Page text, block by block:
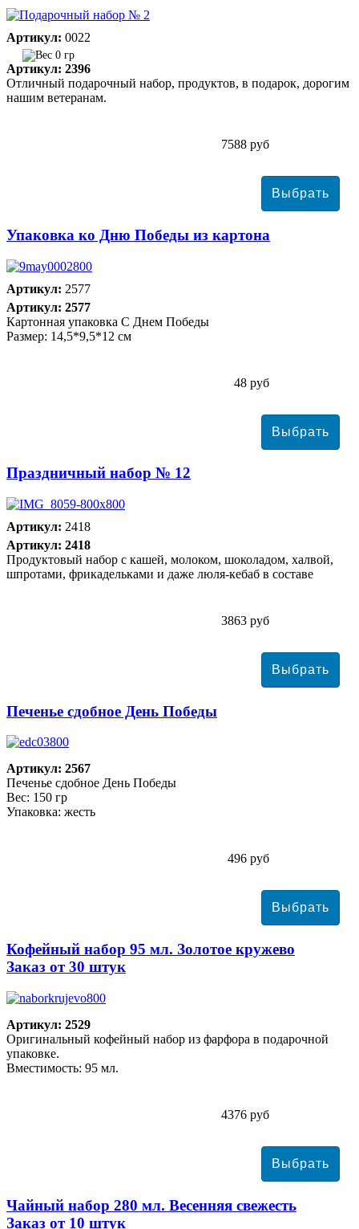
Артикул: 0022
0 гр
Артикул: 2396
Отличный подарочный набор, продуктов, в подарок, дорогим
нашим ветеранам.
7588 руб
Упаковка ко Дню Победы из картона
Артикул: 2577
Артикул: 2577
Картонная упаковка С Днем Победы
Размер: 14,5*9,5*12 см
48 руб
Праздничный набор № 12
Артикул: 2418
Артикул: 2418
Продуктовый набор с кашей, молоком, шоколадом, халвой,
шпротами, фрикадельками и даже люля-кебаб в составе
3863 руб
Печенье сдобное День Победы
Артикул: 2567
Печенье сдобное День Победы
Вес: 150 гр
Упаковка: жесть
496 руб
Кофейный набор 95 мл. Золотое кружево
Заказ от 30 штук
Артикул: 2529
Оригинальный кофейный набор из фарфора в подарочной
упаковке.
Вместимость: 95 мл.
4376 руб
Чайный набор 280 мл. Весенняя свежесть
Заказ от 10 штук